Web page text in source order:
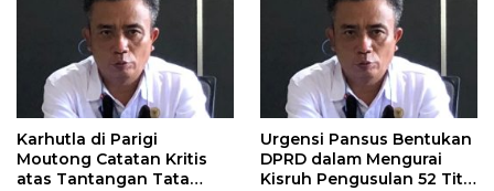
Karhutla di Parigi
Moutong Catatan Kritis
atas Tantangan Tata
Urgensi Pansus Bentukan
DPRD dalam Mengurai
Kisruh Pengusulan 52 Titik